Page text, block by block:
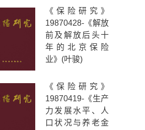
《保险研究》
19870428-《解放
前及解放后头十
年的北京保险
业》(叶骏)
《保险研究》
19870419-《生产
力发展水平、人
口状况与养老金